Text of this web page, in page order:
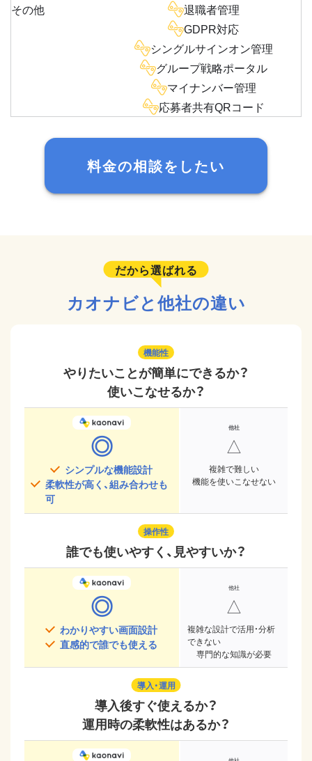
その他
退職者管理
GDPR対応
シングルサインオン管理
グループ戦略ポータル
マイナンバー管理
応募者共有QRコード
料金の相談をしたい
だから選ばれる
カオナビと他社の違い
機能性
やりたいことが簡単にできるか？
使いこなせるか？
◎
シンプルな機能設計
柔軟性が高く、組み合わせも
可
△
複雑で難しい
機能を使いこなせない
操作性
誰でも使いやすく、見やすいか？
◎
わかりやすい画面設計
直感的で誰でも使える
△
複雑な設計で活用・分析
できない
専門的な知識が必要
導入・運用
導入後すぐ使えるか？
運用時の柔軟性はあるか？